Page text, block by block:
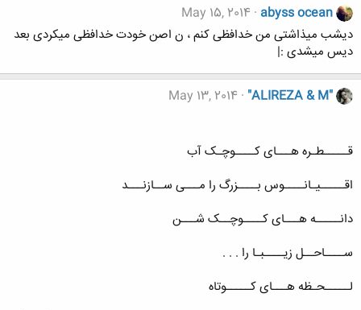
abyss ocean
May 15, 2014
دیشب میذاشتی من خدافظی کنم ، ن اصن خودت خدافظی میکردی بعد
دیس میشدی :|
"ALIREZA & M"
May 13, 2014
قـــــطـره هـــای کــــوچـک آب
اقـــــیـانــــوس بــــزرگ را مـــی ســازنـــد
دانـــــه هـــای کــــوچــک شـــن
ســــاحــل زیــــبـا را . . .
لـــــحـظه هـــای کـــــوتاه